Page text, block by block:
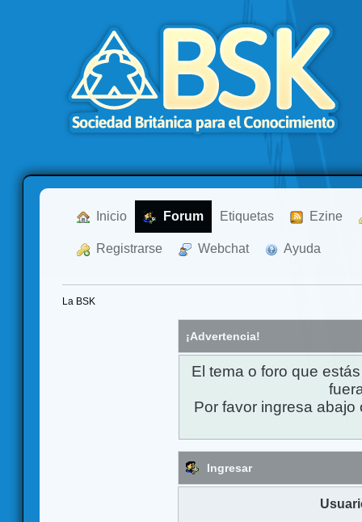
Inicio Forum Etiquetas Ezine
Registrarse Webchat Ayuda
La BSK
¡Advertencia!
El tema o foro que
Por favor ingresa
Ingresar